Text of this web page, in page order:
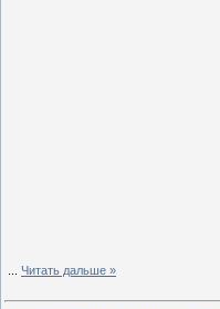
Читать дальше »